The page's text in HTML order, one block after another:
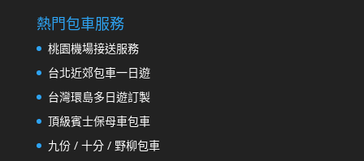
熱門包車服務
桃園機場接送服務
台北近郊包車一日遊
台灣環島多日遊訂製
頂級賓士保母車包車
九份 / 十分 / 野柳包車